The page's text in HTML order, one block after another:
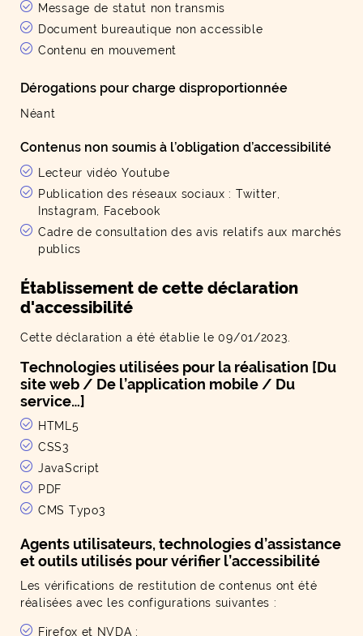
Message de statut non transmis
Document bureautique non accessible
Contenu en mouvement
Dérogations pour charge disproportionnée
Néant
Contenus non soumis à l’obligation d’accessibilité
Lecteur vidéo Youtube
Publication des réseaux sociaux : Twitter,
Instagram, Facebook
Cadre de consultation des avis relatifs aux marchés
publics
Établissement de cette déclaration
d'accessibilité
Cette déclaration a été établie le 09/01/2023.
Technologies utilisées pour la réalisation [Du
site web / De l’application mobile / Du
service…]
HTML5
CSS3
JavaScript
PDF
CMS Typo3
Agents utilisateurs, technologies d’assistance
et outils utilisés pour vérifier l’accessibilité
Les vérifications de restitution de contenus ont été
réalisées avec les configurations suivantes :
Firefox et NVDA ;